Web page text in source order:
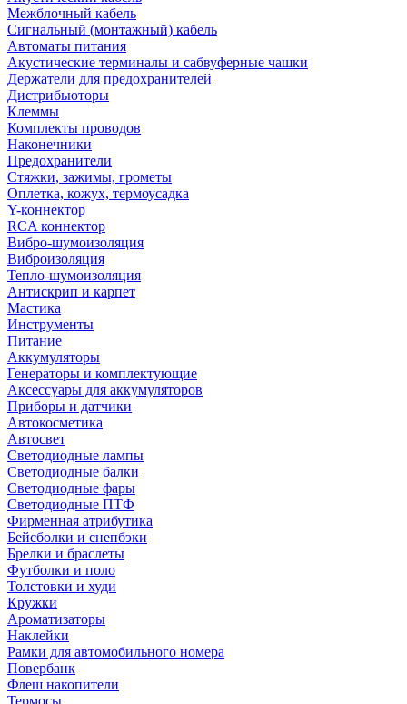
Межблочный кабель
Сигнальный (монтажный) кабель
Автоматы питания
Акустические терминалы и сабвуферные чашки
Держатели для предохранителей
Дистрибьюторы
Клеммы
Комплекты проводов
Наконечники
Предохранители
Стяжки, зажимы, грометы
Оплетка, кожух, термоусадка
Y-коннектор
RCA коннектор
Вибро-шумоизоляция
Виброизоляция
Тепло-шумоизоляция
Антискрип и карпет
Мастика
Инструменты
Питание
Аккумуляторы
Генераторы и комплектующие
Аксессуары для аккумуляторов
Приборы и датчики
Автокосметика
Автосвет
Светодиодные лампы
Светодиодные балки
Светодиодные фары
Светодиодные ПТФ
Фирменная атрибутика
Бейсболки и снепбэки
Брелки и браслеты
Футболки и поло
Толстовки и худи
Кружки
Ароматизаторы
Наклейки
Рамки для автомобильного номера
Повербанк
Флеш накопители
Термосы